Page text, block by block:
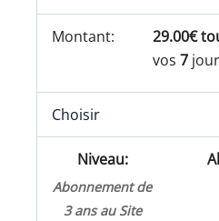
29.00€
vos7
Choisir
Abonnement de
3 ans au Site